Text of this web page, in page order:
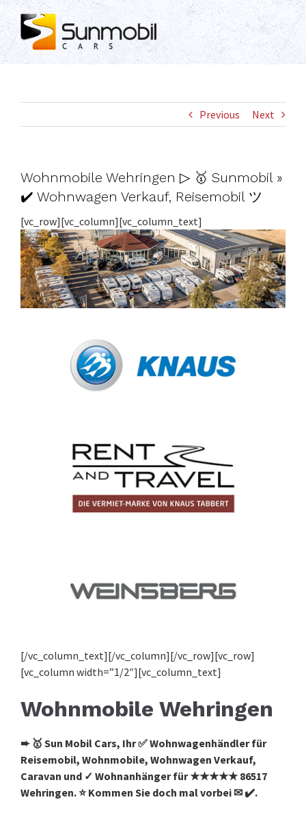
Skip
to
content
Previous Next
Wohnmobile Wehringen ▷ 🥇 Sunmobil »
✔️ Wohnwagen Verkauf, Reisemobil ツ
[vc_row][vc_column][vc_column_text]
[/vc_column_text][/vc_column][/vc_row][vc_row]
[vc_column width=”1/2″][vc_column_text]
Wohnmobile Wehringen
➨ 🥇 Sun Mobil Cars, Ihr ✅ Wohnwagenhändler für
Reisemobil, Wohnmobile, Wohnwagen Verkauf,
Caravan und ✓ Wohnanhänger für ★★★★★ 86517
Wehringen. ⭐ Kommen Sie doch mal vorbei ✉ ✔️.